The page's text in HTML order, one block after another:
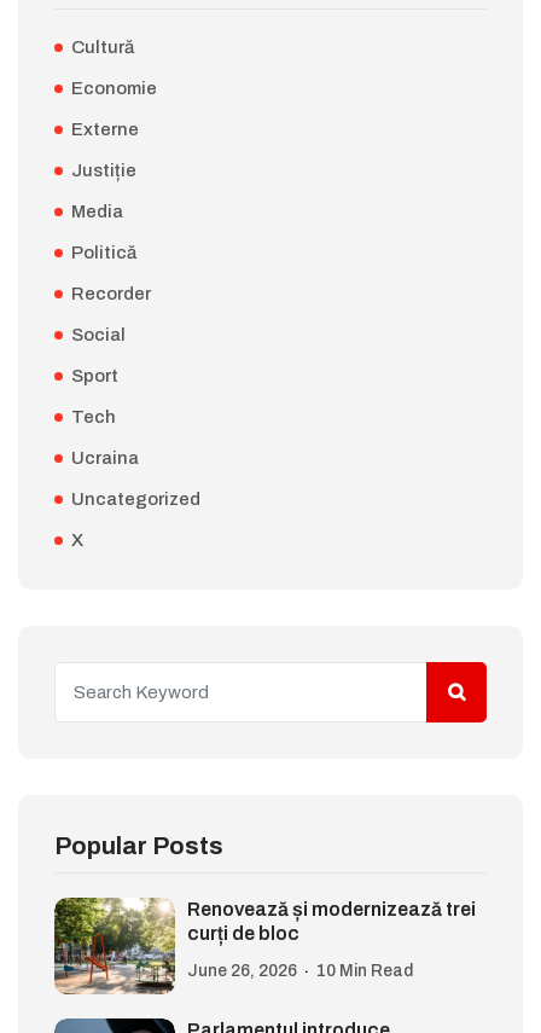
Cultură
Economie
Externe
Justiție
Media
Politică
Recorder
Social
Sport
Tech
Ucraina
Uncategorized
X
Popular Posts
Renovează și modernizează trei
curți de bloc
June 26, 2026 10 Min Read